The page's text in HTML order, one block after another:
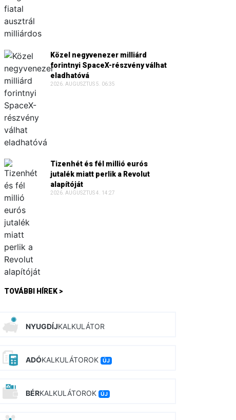
Közel negyvenezer milliárd
forintnyi SpaceX-részvény válhat
eladhatóvá
2026. AUGUSZTUS 5. 06:35
Tizenhét és fél millió eurós
jutalék miatt perlik a Revolut
alapítóját
2026. AUGUSZTUS 4. 14:27
TOVÁBBI HÍREK >
NYUGDÍJKALKULÁTOR
ADÓKALKULÁTOROK ÚJ
BÉRKALKULÁTOROK ÚJ